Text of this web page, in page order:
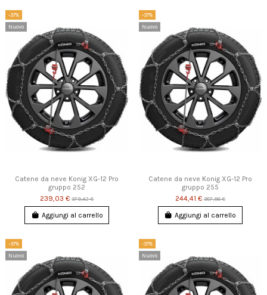
-37%
Nuovo
Catene da neve Konig XG-12 Pro
gruppo 252
239,03 €379,42 €
Aggiungi al carrello
-37%
Nuovo
Catene da neve Konig XG-12 Pro
gruppo 255
244,41 €387,96 €
Aggiungi al carrello
-37%
Nuovo
-37%
Nuovo